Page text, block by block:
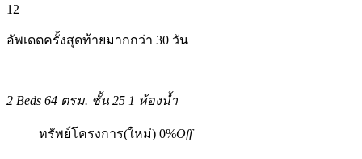
12
อัพเดตครั้งสุดท้ายมากกว่า 30 วัน
2 Beds 64 ตรม. ชั้น 25 1 ห้องน้ำ
ทรัพย์โครงการ(ใหม่) 0%Off